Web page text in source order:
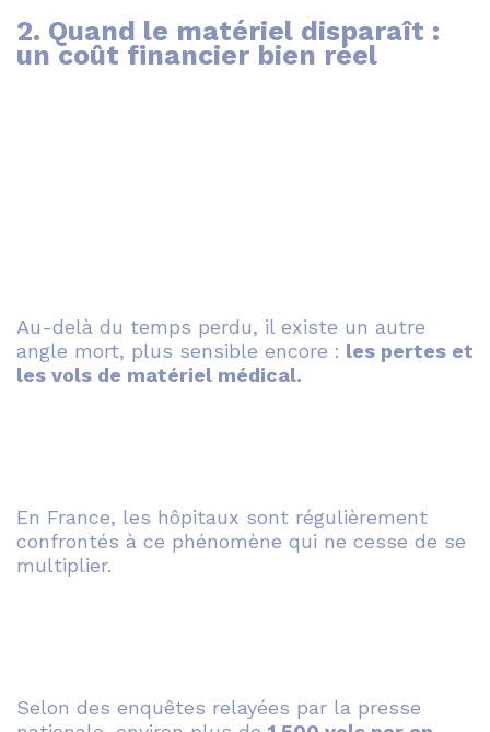
2. Quand le matériel disparaît :
un coût financier bien réel
Au-delà du temps perdu, il existe un autre
angle mort, plus sensible encore : les pertes et
les vols de matériel médical.
En France, les hôpitaux sont régulièrement
confrontés à ce phénomène qui ne cesse de se
multiplier.
Selon des enquêtes relayées par la presse